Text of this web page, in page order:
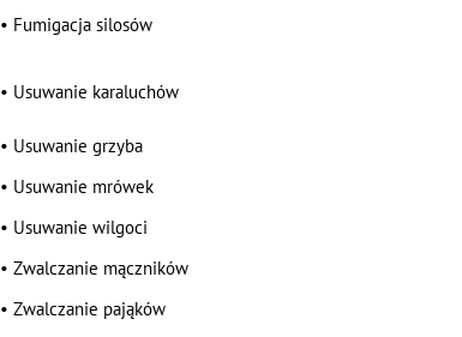
• Fumigacja silosów
• Usuwanie karaluchów
• Usuwanie grzyba
• Usuwanie mrówek
• Usuwanie wilgoci
•Zwalczanie mączników
•Zwalczanie pająków